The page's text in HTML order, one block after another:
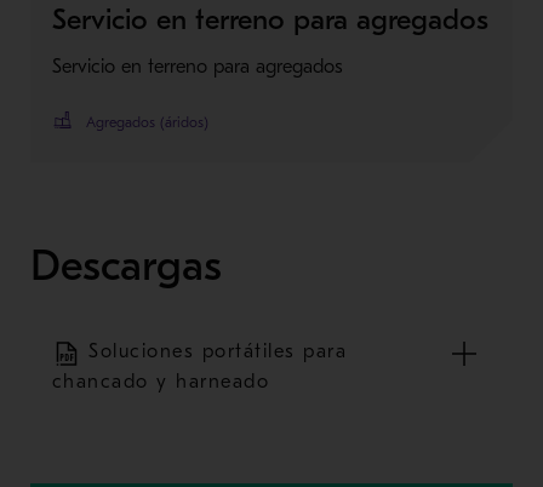
Servicio en terreno para agregados
Servicio en terreno para agregados
Agregados (áridos)
Descargas
Soluciones portátiles para
chancado y harneado